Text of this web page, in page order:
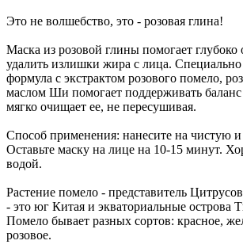
Это не волшебство, это - розовая глина!
Маска из розовой глины помогает глубоко
удалить излишки жира с лица. Специально
формула с экстрактом розового помело,
маслом Ши помогает поддерживать
мягко очищает ее, не пересушивая.
Способ применения: нанесите на чистую
Оставьте маску на лице на 10-15 минут.
водой.
Растение помело - представитель
- это юг Китая и экваториальные острова
Помело бывает разных сортов: красное,
розовое.